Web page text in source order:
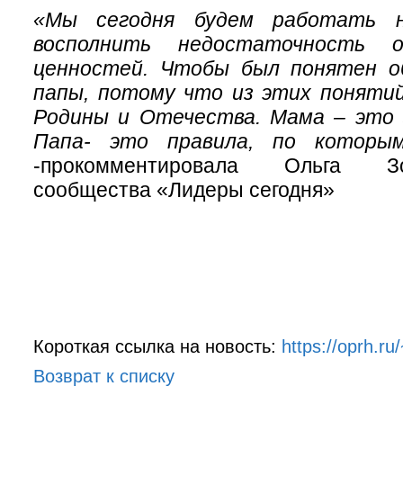
«Мы сегодня будем работать
восполнить недостаточность
ценностей. Чтобы был понятен
папы, потому что из этих
Родины и Отечества. Мама – это
Папа- это правила, по
-прокомментировала Ольга
сообщества «Лидеры сегодня»
Короткая ссылка на новость: https://
Возврат к списку